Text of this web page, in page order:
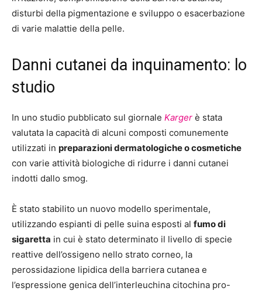
disturbi della pigmentazione e sviluppo o esacerbazione
di varie malattie della pelle.
Danni cutanei da inquinamento: lo
studio
In uno studio pubblicato sul giornale Karger è stata
valutata la capacità di alcuni composti comunemente
utilizzati in preparazioni dermatologiche o cosmetiche
con varie attività biologiche di ridurre i danni cutanei
indotti dallo smog.
È stato stabilito un nuovo modello sperimentale,
utilizzando espianti di pelle suina esposti al fumo di
sigaretta in cui è stato determinato il livello di specie
reattive dell’ossigeno nello strato corneo, la
perossidazione lipidica della barriera cutanea e
l’espressione genica dell’interleuchina citochina pro-